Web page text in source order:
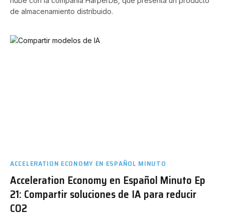
de almacenamiento distribuido.
ACCELERATION ECONOMY EN ESPAÑOL MINUTO
Acceleration Economy en Español Minuto Ep
21: Compartir soluciones de IA para reducir
CO2